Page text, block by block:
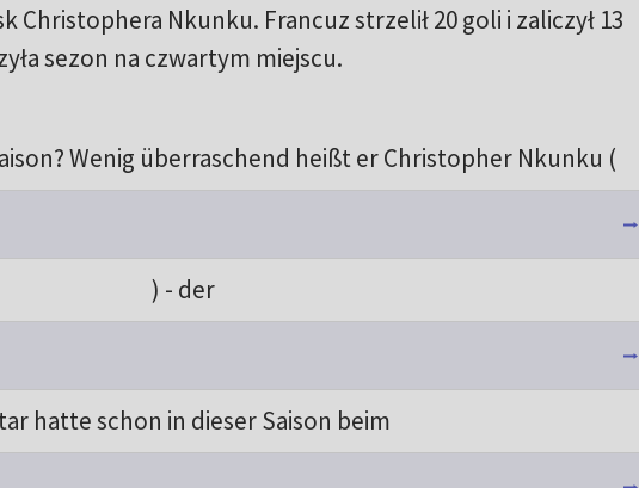
Christophera Nkunku. Francuz strzelił 20 goli i zaliczył 13
sezon na czwartym miejscu.
Wenig überraschend heißt er Christopher Nkunku (
) - der
hatte schon in dieser Saison beim